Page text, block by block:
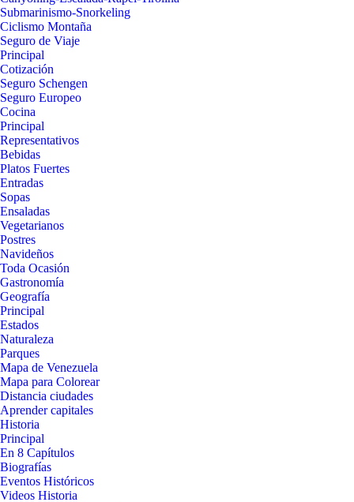
Submarinismo-Snorkeling
Ciclismo Montaña
Seguro de Viaje
Principal
Cotización
Seguro Schengen
Seguro Europeo
Cocina
Principal
Representativos
Bebidas
Platos Fuertes
Entradas
Sopas
Ensaladas
Vegetarianos
Postres
Navideños
Toda Ocasión
Gastronomía
Geografía
Principal
Estados
Naturaleza
Parques
Mapa de Venezuela
Mapa para Colorear
Distancia ciudades
Aprender capitales
Historia
Principal
En 8 Capítulos
Biografías
Eventos Históricos
Videos Historia